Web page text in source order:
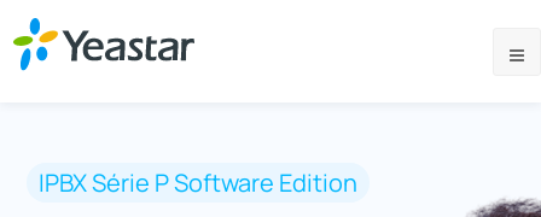
IPBX Série P Software Edition